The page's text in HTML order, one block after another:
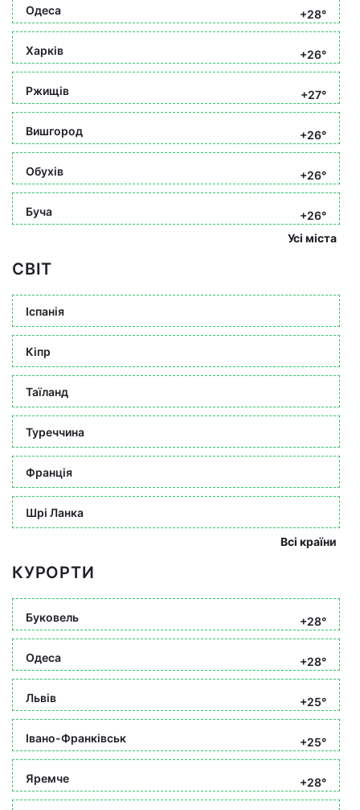
Одеса +28°
Харків +26°
Ржищів +27°
Вишгород +26°
Обухів +26°
Буча
+26°
Усі міста
СВІТ
Іспанія
Кіпр
Таїланд
Туреччина
Франція
Шрі Ланка
Всі країни
КУРОРТИ
Буковель +28°
Одеса +28°
Львів +25°
Івано-Франківськ +25°
Яремче +28°